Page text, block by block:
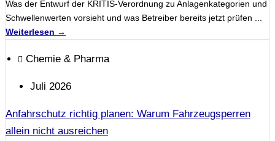
Was der Entwurf der KRITIS-Verordnung zu Anlagenkategorien und
Schwellenwerten vorsieht und was Betreiber bereits jetzt prüfen ...
Weiterlesen →
Chemie & Pharma
Juli 2026
Anfahrschutz richtig planen: Warum Fahrzeugsperren
allein nicht ausreichen